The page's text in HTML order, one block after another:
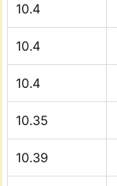
10.4
10.4
10.4
10.35
10.39